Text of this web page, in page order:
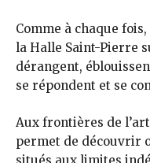
Comme à chaque
la Halle Saint-Pierre
dérangent,
se répondent et se
Aux frontières de
permet de découvrir